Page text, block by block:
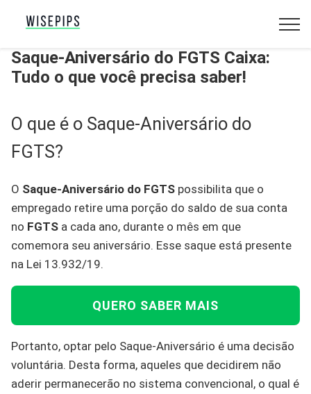
Saque-Aniversário do FGTS Caixa:
Tudo o que você precisa saber!
O que é o Saque-Aniversário do
FGTS?
O Saque-Aniversário do FGTS possibilita que o
empregado retire uma porção do saldo de sua conta
no FGTS a cada ano, durante o mês em que
comemora seu aniversário. Esse saque está presente
na Lei 13.932/19.
QUERO SABER MAIS
Portanto, optar pelo Saque-Aniversário é uma decisão
voluntária. Desta forma, aqueles que decidirem não
aderir permanecerão no sistema convencional, o qual é